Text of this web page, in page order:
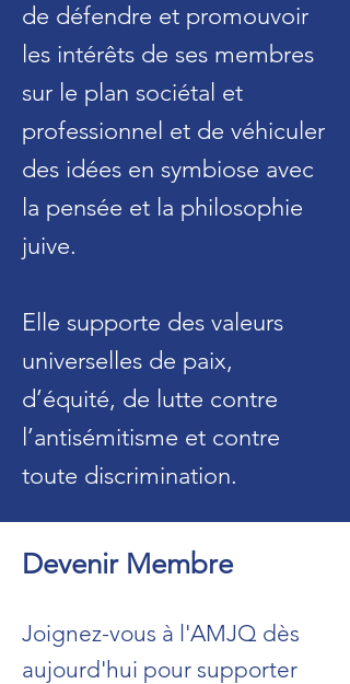
de défendre et promouvoir
les intérêts de ses membres
sur le plan sociétal et
professionnel et de véhiculer
des idées en symbiose avec
la pensée et la philosophie
juive.
Elle supporte des valeurs
universelles de paix,
d’équité, de lutte contre
l’antisémitisme et contre
toute discrimination.
Devenir Membre
Joignez-vous à l'AMJQ dès
aujourd'hui pour supporter